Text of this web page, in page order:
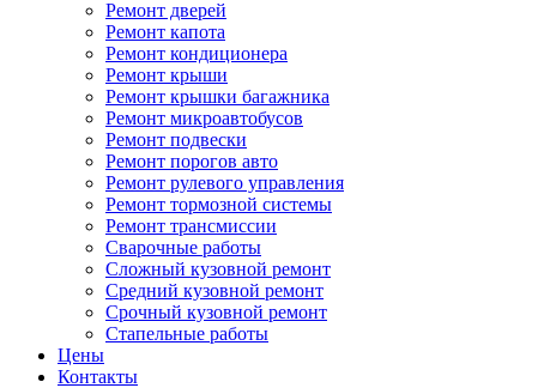
Ремонт дверей
Ремонт капота
Ремонт кондиционера
Ремонт крыши
Ремонт крышки багажника
Ремонт микроавтобусов
Ремонт подвески
Ремонт порогов авто
Ремонт рулевого управления
Ремонт тормозной системы
Ремонт трансмиссии
Сварочные работы
Сложный кузовной ремонт
Средний кузовной ремонт
Срочный кузовной ремонт
Стапельные работы
Цены
Контакты